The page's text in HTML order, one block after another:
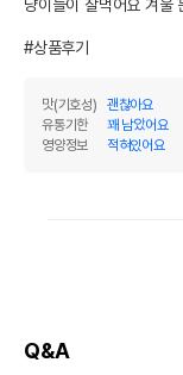
냥이들이 잘먹어요 겨울
#상품후기
맛(기호성)
괜찮아요
유통기한
꽤 남았어요
영양정보
적혀있어요
Q&A